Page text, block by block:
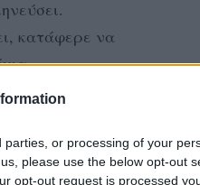
or processing of your
please use the below opt-out
opt-out request is processed
κατάφερε να
το Σάββατο
Κέντρο θα
για ακόμη μια